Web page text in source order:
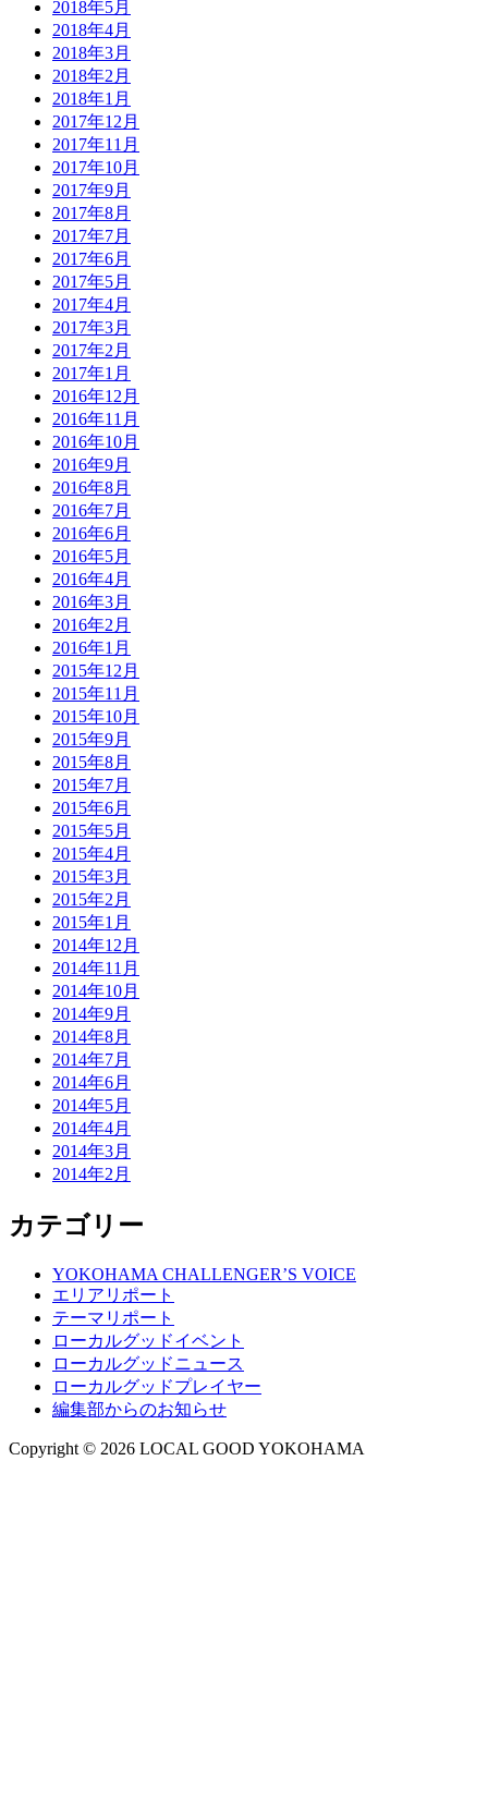
2018年5月
2018年4月
2018年3月
2018年2月
2018年1月
2017年12月
2017年11月
2017年10月
2017年9月
2017年8月
2017年7月
2017年6月
2017年5月
2017年4月
2017年3月
2017年2月
2017年1月
2016年12月
2016年11月
2016年10月
2016年9月
2016年8月
2016年7月
2016年6月
2016年5月
2016年4月
2016年3月
2016年2月
2016年1月
2015年12月
2015年11月
2015年10月
2015年9月
2015年8月
2015年7月
2015年6月
2015年5月
2015年4月
2015年3月
2015年2月
2015年1月
2014年12月
2014年11月
2014年10月
2014年9月
2014年8月
2014年7月
2014年6月
2014年5月
2014年4月
2014年3月
2014年2月
カテゴリー
YOKOHAMA CHALLENGER’S VOICE
エリアリポート
テーマリポート
ローカルグッドイベント
ローカルグッドニュース
ローカルグッドプレイヤー
編集部からのお知らせ
Copyright © 2026 LOCAL GOOD YOKOHAMA